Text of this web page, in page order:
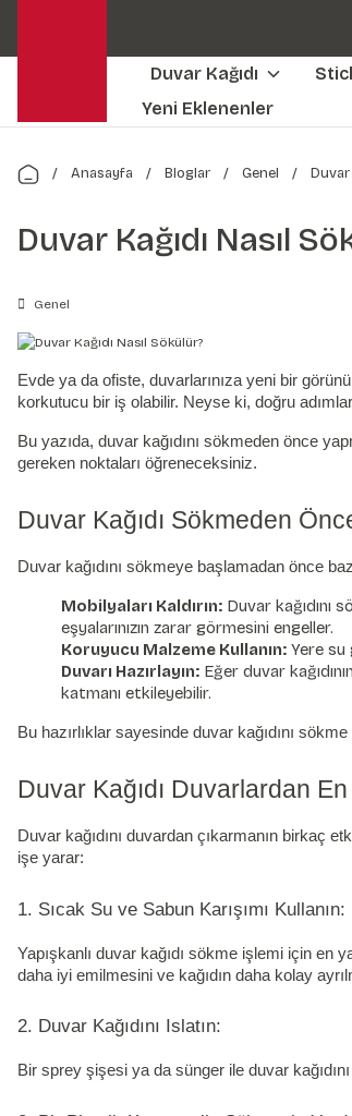
Duvar Kağıdı
Yeni Eklenenler
Anasayfa Bloglar Genel Duvar
Duvar Kağıdı Nasıl
Genel
Evde ya da ofiste, duvarlarınıza yeni bir
korkutucu bir iş olabilir. Neyse ki, doğru
Bu yazıda, duvar kağıdını sökmeden önce
gereken noktaları öğreneceksiniz.
Duvar Kağıdı Sökmeden
Duvar kağıdını sökmeye başlamadan önce
Mobilyaları Kaldırın: Duvar kağıdını
eşyalarınızın zarar görmesini engeller.
Koruyucu Malzeme Kullanın: Yere su
Duvarı Hazırlayın: Eğer duvar
katmanı etkileyebilir.
Bu hazırlıklar sayesinde duvar kağıdını
Duvar Kağıdı Duvarlardan En
Duvar kağıdını duvardan çıkarmanın birkaç
işe yarar:
1. Sıcak Su ve Sabun Karışımı Kullanın:
Yapışkanlı duvar kağıdı sökme işlemi için en
daha iyi emilmesini ve kağıdın daha kolay
2. Duvar Kağıdını Islatın:
Bir sprey şişesi ya da sünger ile duvar